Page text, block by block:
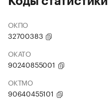
ОКПО
32700383
ОКАТО
90240855001
ОКТМО
90640455101